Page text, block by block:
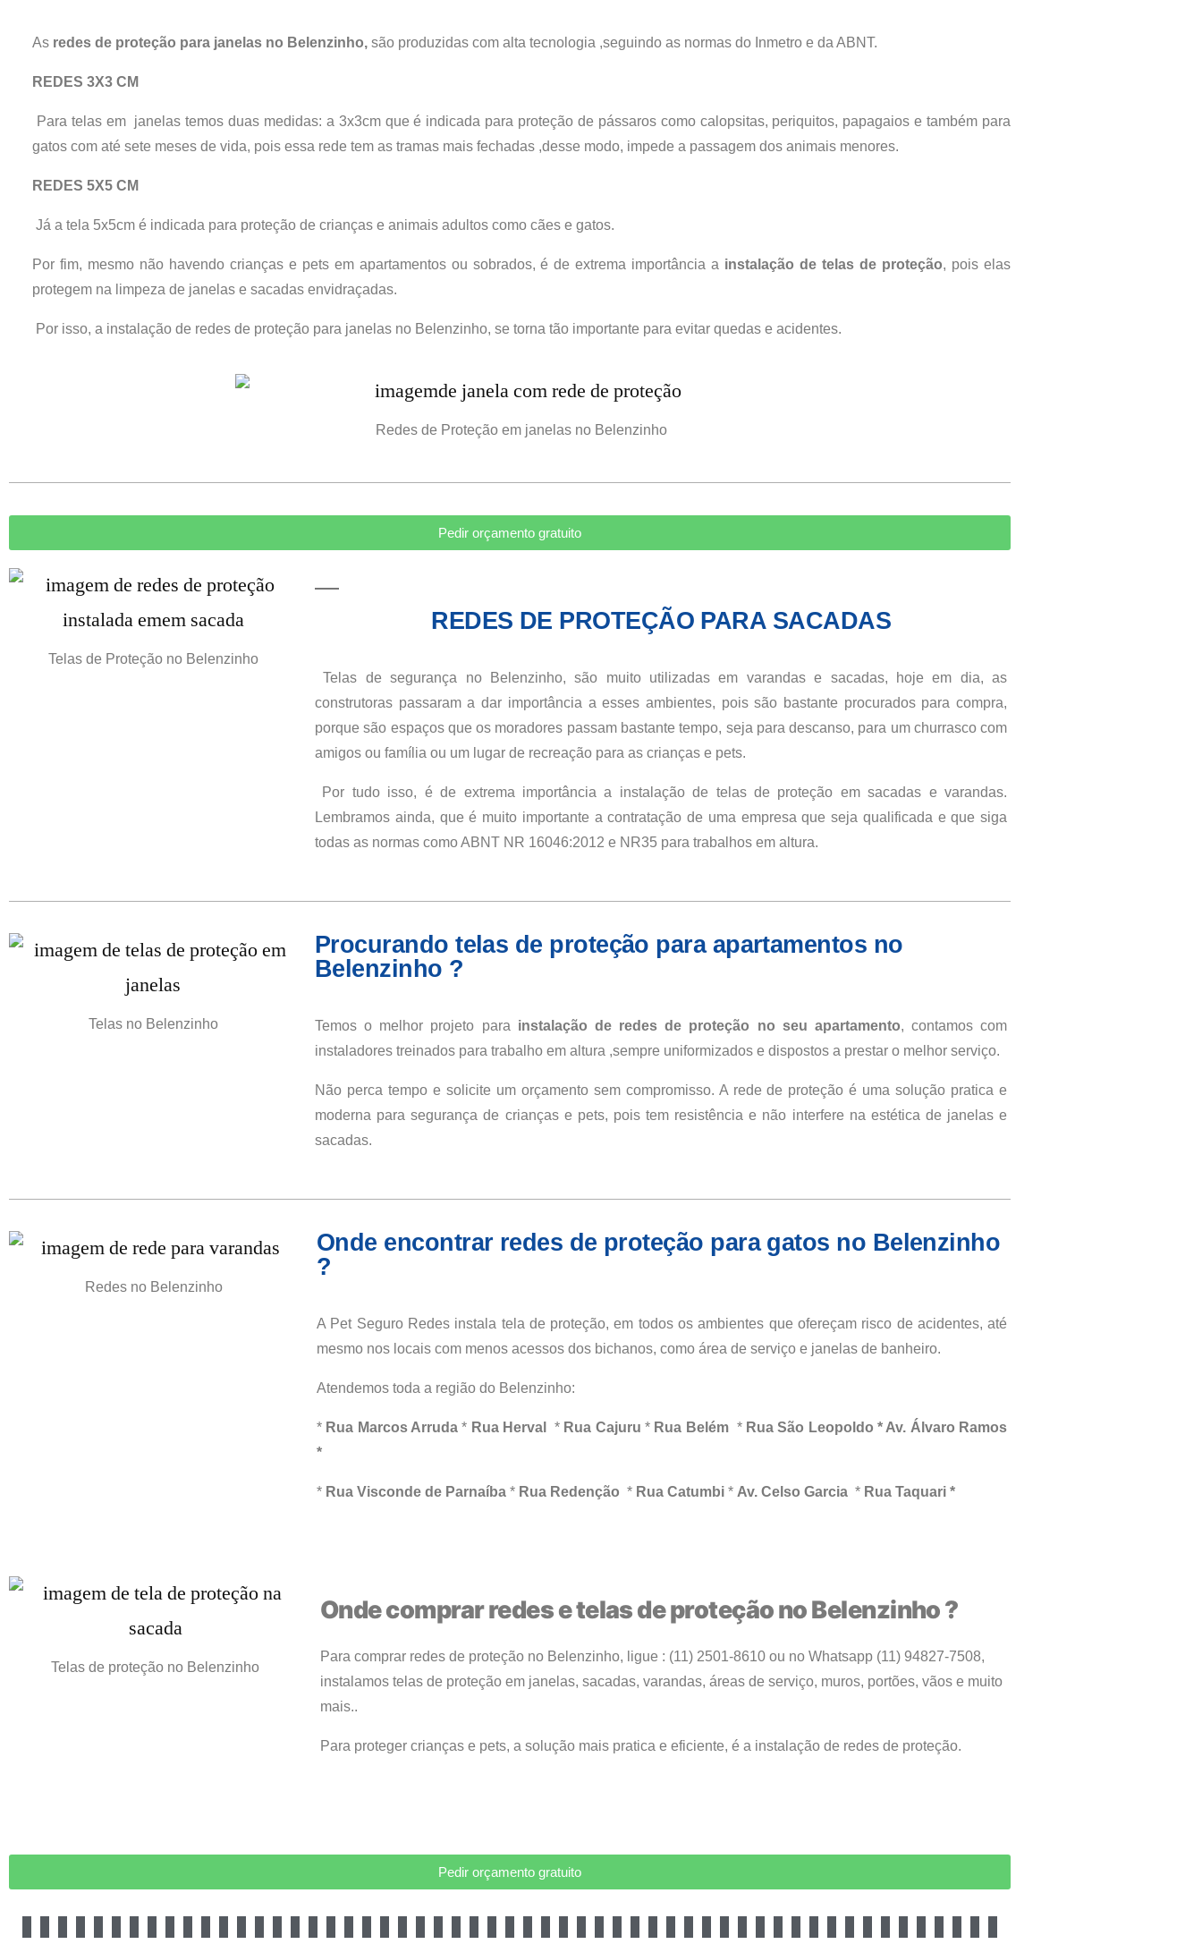
As redes de proteção para janelas no Belenzinho, são produzidas com alta tecnologia ,seguindo as normas do Inmetro e da ABNT.
REDES 3X3 CM
Para telas em janelas temos duas medidas: a 3x3cm que é indicada para proteção de pássaros como calopsitas, periquitos, papagaios e também para
gatos com até sete meses de vida, pois essa rede tem as tramas mais fechadas ,desse modo, impede a passagem dos animais menores.
REDES 5X5 CM
Já a tela 5x5cm é indicada para proteção de crianças e animais adultos como cães e gatos.
Por fim, mesmo não havendo crianças e pets em apartamentos ou sobrados, é de extrema importância a instalação de telas de proteção, pois elas
protegem na limpeza de janelas e sacadas envidraçadas.
Por isso, a instalação de redes de proteção para janelas no Belenzinho, se torna tão importante para evitar quedas e acidentes.
Redes de Proteção em janelas no Belenzinho
Pedir orçamento gratuito
Telas de Proteção no Belenzinho
REDES DE PROTEÇÃO PARA SACADAS
Telas de segurança no Belenzinho, são muito utilizadas em varandas e sacadas, hoje em dia, as
construtoras passaram a dar importância a esses ambientes, pois são bastante procurados para compra,
porque são espaços que os moradores passam bastante tempo, seja para descanso, para um churrasco com
amigos ou família ou um lugar de recreação para as crianças e pets.
Por tudo isso, é de extrema importância a instalação de telas de proteção em sacadas e varandas.
Lembramos ainda, que é muito importante a contratação de uma empresa que seja qualificada e que siga
todas as normas como ABNT NR 16046:2012 e NR35 para trabalhos em altura.
Telas no Belenzinho
Procurando telas de proteção para apartamentos no
Belenzinho ?
Temos o melhor projeto para instalação de redes de proteção no seu apartamento, contamos com
instaladores treinados para trabalho em altura ,sempre uniformizados e dispostos a prestar o melhor serviço.
Não perca tempo e solicite um orçamento sem compromisso. A rede de proteção é uma solução pratica e
moderna para segurança de crianças e pets, pois tem resistência e não interfere na estética de janelas e
sacadas.
Redes no Belenzinho
Onde encontrar redes de proteção para gatos no Belenzinho
?
A Pet Seguro Redes instala tela de proteção, em todos os ambientes que ofereçam risco de acidentes, até
mesmo nos locais com menos acessos dos bichanos, como área de serviço e janelas de banheiro.
Atendemos toda a região doBelenzinho:
*Rua Marcos Arruda * Rua Herval * Rua Cajuru * Rua Belém* Rua São Leopoldo * Av. Álvaro Ramos
*
* Rua Visconde de Parnaíba* Rua Redenção * Rua Catumbi* Av. Celso Garcia* Rua Taquari *
Telas de proteção no Belenzinho
Onde comprar redes e telas de proteção no Belenzinho ?
Para comprar redes de proteção no Belenzinho, ligue : (11) 2501-8610 ou no Whatsapp (11) 94827-7508,
instalamos telas de proteção em janelas, sacadas, varandas, áreas de serviço, muros, portões, vãos e muito
mais..
Para proteger crianças e pets, a solução mais pratica e eficiente, é a instalação de redes de proteção.
Pedir orçamento gratuito